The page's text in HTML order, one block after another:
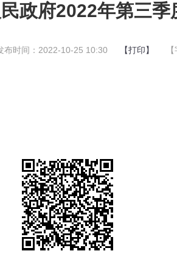
政府2022年第三季
布时间：2022-10-25 10:30 【打印】